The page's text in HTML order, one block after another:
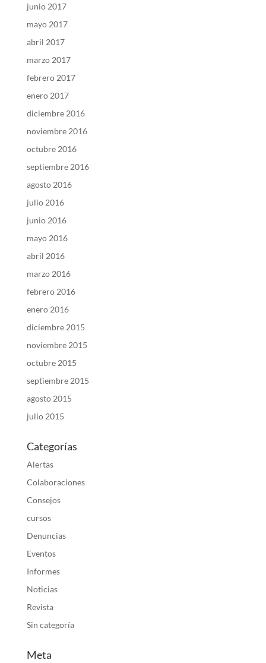
junio 2017
mayo 2017
abril 2017
marzo 2017
febrero 2017
enero 2017
diciembre 2016
noviembre 2016
octubre 2016
septiembre 2016
agosto 2016
julio 2016
junio 2016
mayo 2016
abril 2016
marzo 2016
febrero 2016
enero 2016
diciembre 2015
noviembre 2015
octubre 2015
septiembre 2015
agosto 2015
julio 2015
Categorías
Alertas
Colaboraciones
Consejos
cursos
Denuncias
Eventos
Informes
Noticias
Revista
Sin categoría
Meta